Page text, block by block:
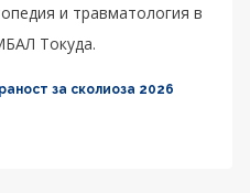
и травматология в
Токуда.
за сколиоза 2026